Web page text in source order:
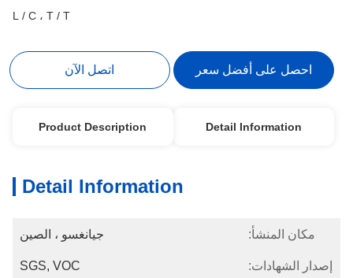
L / C ، T / T
احصل على أفضل سعر اتصل الآن
Detail Information
Product Description
Detail Information
مكان المنشأ: جيانغسو ، الصين
إصدار الشهادات: SGS, VOC